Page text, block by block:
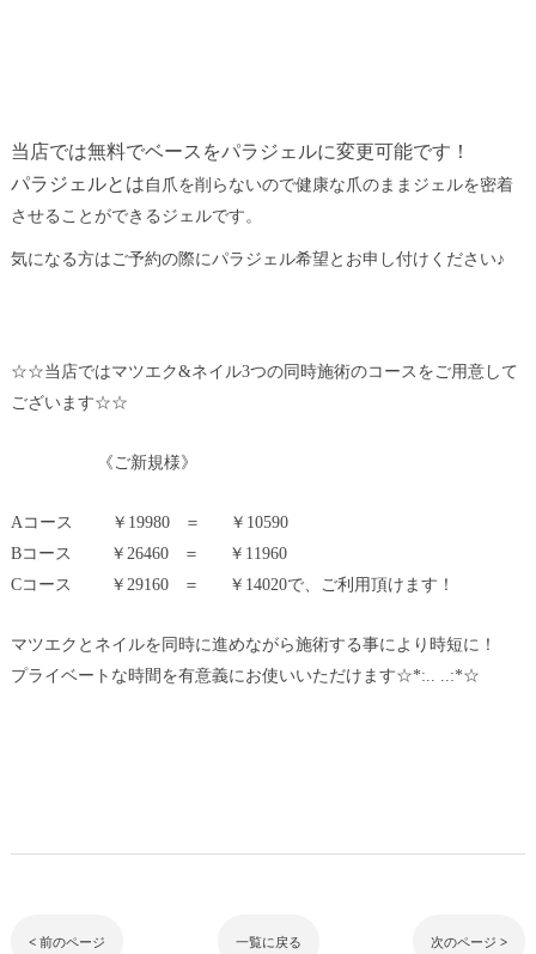
当店では無料でベースをパラジェルに変更可能です！
パラジェルとは 自爪を削らないので健康な爪のままジェルを密着
させることができるジェルです。
気になる方はご予約の際にパラジェル希望とお申し付けください♪
☆☆当店ではマツエク&ネイル3つの同時施術のコースをご用意して
ございます☆☆
《ご新規様》
Aコース ￥19980 ＝ ￥10590
Bコース ￥26460 ＝ ￥11960
Cコース ￥29160 ＝ ￥14020で、ご利用頂けます！
マツエクとネイルを同時に進めながら施術する事により時短に！
プライベートな時間を有意義にお使いいただけます☆*:.. ..:*☆
< 前のページ 一覧に戻る 次のページ >